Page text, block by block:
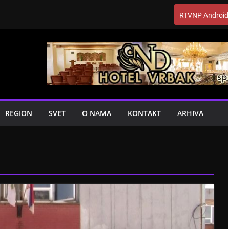
RTVNP Android
REGION SVET O NAMA KONTAKT ARHIVA